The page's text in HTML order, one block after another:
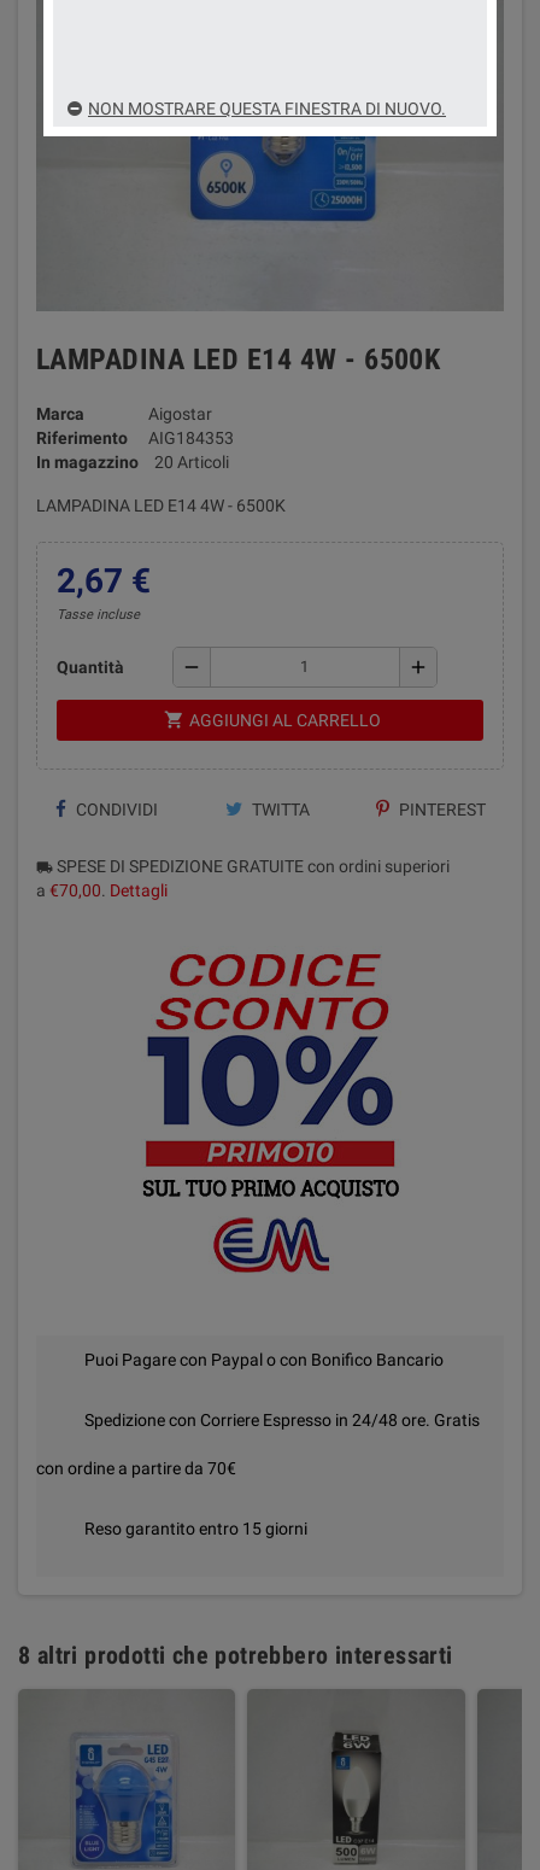
LAMPADINA LED E14 4W - 6500K
Marca
Aigostar
Riferimento
AIG184353
In magazzino
20 Articoli
LAMPADINA LED E14 4W - 6500K
2,67 €
Tasse incluse
Quantità remove add
shopping_cart AGGIUNGI AL CARRELLO
CONDIVIDI TWITTA PINTEREST
local_shipping SPESE DI SPEDIZIONE GRATUITE con ordini superiori
a €70,00. Dettagli
Puoi Pagare con Paypal o con Bonifico Bancario
Spedizione con Corriere Espresso in 24/48 ore. Gratis
con ordine a partire da 70€
Reso garantito entro 15 giorni
8 altri prodotti che potrebbero interessarti
NON MOSTRARE QUESTA FINESTRA DI NUOVO.